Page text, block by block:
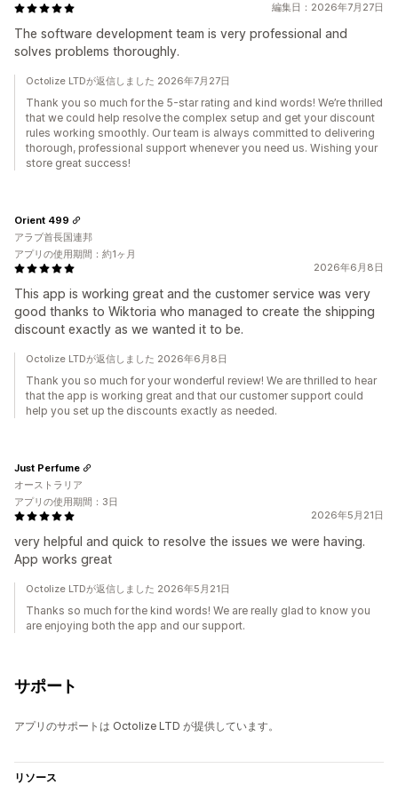
編集日：2026年7月27日
The software development team is very professional and
solves problems thoroughly.
Octolize LTDが返信しました 2026年7月27日
Thank you so much for the 5-star rating and kind words! We’re thrilled
that we could help resolve the complex setup and get your discount
rules working smoothly. Our team is always committed to delivering
thorough, professional support whenever you need us. Wishing your
store great success!
2026年6月8日
This app is working great and the customer service was very
good thanks to Wiktoria who managed to create the shipping
discount exactly as we wanted it to be.
Orient 499
アラブ首長国連邦
アプリの使用期間：約1ヶ月
Octolize LTDが返信しました 2026年6月8日
Thank you so much for your wonderful review! We are thrilled to hear
that the app is working great and that our customer support could
help you set up the discounts exactly as needed.
2026年5月21日
very helpful and quick to resolve the issues we were having.
App works great
Just Perfume
オーストラリア
アプリの使用期間：3日
Octolize LTDが返信しました 2026年5月21日
Thanks so much for the kind words! We are really glad to know you
are enjoying both the app and our support.
サポート
アプリのサポートは Octolize LTD が提供しています。
リソース